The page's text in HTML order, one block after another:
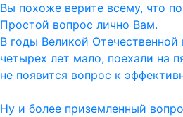
Вы похоже верите всему, что
Простой вопрос лично Вам.
В годы Великой
четырех лет мало, поехали на
не появится вопрос к
Ну и более приземленный